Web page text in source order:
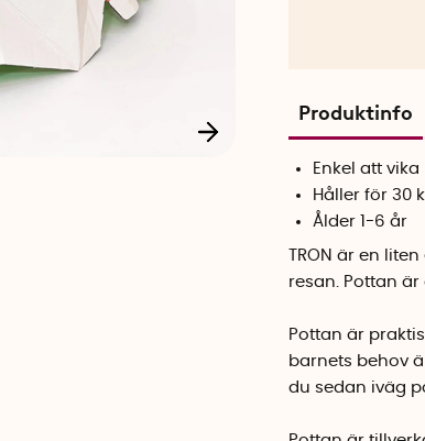
Produktinfo
Enkel att
Håller för 30
Ålder 1-6 år
TRON är en
resan. Pottan
Pottan är
barnets behov
du sedan iväg